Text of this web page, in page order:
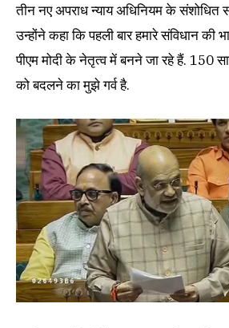
तीन नए अपराध न्याय अधिनियम के संशोधित
उन्होंने कहा कि पहली बार हमारे संविधान की
पीएम मोदी के नेतृत्व में बनने जा रहे हैं. 150
को बदलने का मुझे गर्व है.